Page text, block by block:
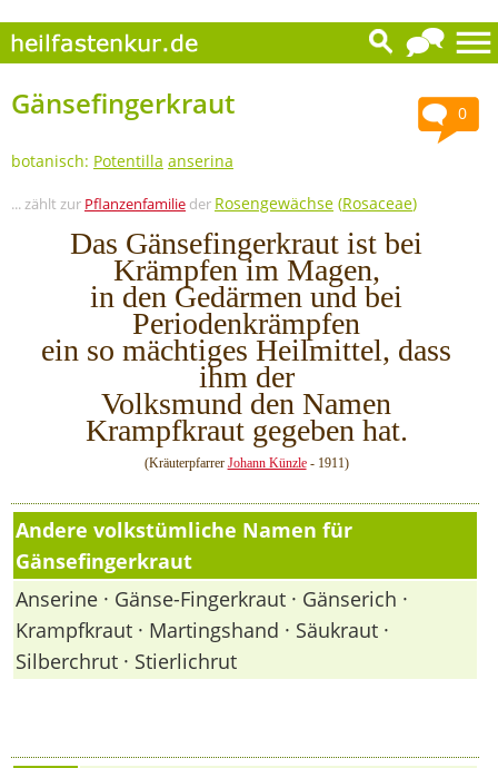
0
Gänsefingerkraut
botanisch: Potentilla anserina
... zählt zur Pflanzenfamilie der Rosengewächse (Rosaceae)
Das Gänsefingerkraut ist bei
Krämpfen im Magen,
in den Gedärmen und bei
Periodenkrämpfen
ein so mächtiges Heilmittel, dass
ihm der
Volksmund den Namen
Krampfkraut gegeben hat.
(Kräuterpfarrer Johann Künzle- 1911)
Andere volkstümliche Namen für
Gänsefingerkraut
Anserine · Gänse-Fingerkraut · Gänserich ·
Krampfkraut · Martingshand · Säukraut ·
Silberchrut · Stierlichrut